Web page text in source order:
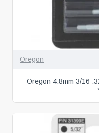
Oregon
Oregon 4.8mm 3/16